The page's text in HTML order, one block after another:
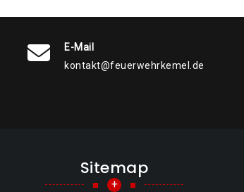
E-Mail
kontakt@feuerwehrkemel.de
Sitemap
+